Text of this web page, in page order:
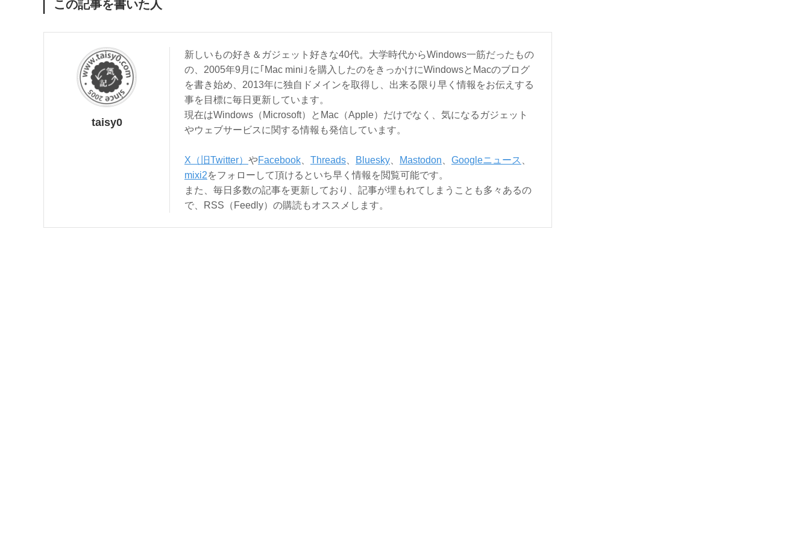
この記事を書いた人
taisy0
新しいもの好き＆ガジェット好きな40代。大学時代からWindows一筋だったもの
の、2005年9月に｢Mac mini｣を購入したのをきっかけにWindowsとMacのブログ
を書き始め、2013年に独自ドメインを取得し、出来る限り早く情報をお伝えする
事を目標に毎日更新しています。
現在はWindows（Microsoft）とMac（Apple）だけでなく、気になるガジェット
やウェブサービスに関する情報も発信しています。
X（旧Twitter） やFacebook Threads Bluesky Mastodon Googleニュース
mixi2をフォローして頂けるといち早く情報を閲覧可能です。
また、毎日多数の記事を更新しており、記事が埋もれてしまうことも多々あるの
で、RSS（Feedly）の購読もオススメします。